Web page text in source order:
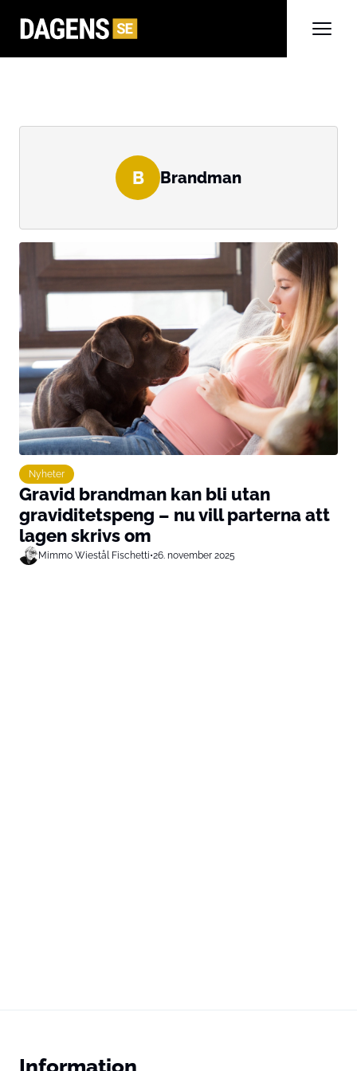
B Brandman
Nyheter
Gravid brandman kan bli utan
graviditetspeng – nu vill parterna att
lagen skrivs om
Mimmo Wiestål Fischetti•26. november 2025
Information